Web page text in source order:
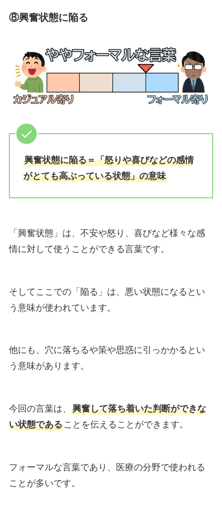
⑧興奮状態に陥る
興奮状態に陥る＝「怒りや喜びなどの感情
がとても高ぶっている状態」の意味
「興奮状態」は、不安や怒り、喜びなど様々な感
情に対して使うことができる言葉です。
そしてここでの「陥る」は、悪い状態になるとい
う意味が使われています。
他にも、穴に落ちるや策や思惑に引っかかるとい
う意味があります。
今回の言葉は、 興奮して落ち着いた判断ができな
い状態であることを伝えることができます。
フォーマルな言葉であり、医療の分野で使われる
ことが多いです。